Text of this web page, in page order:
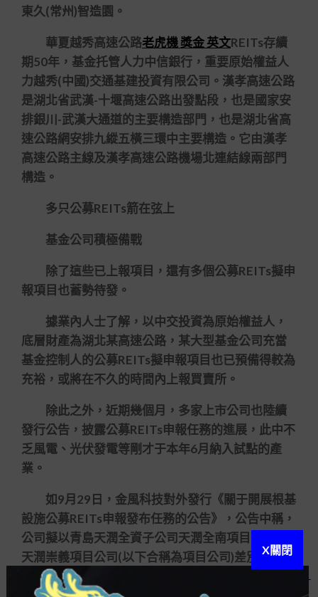
東久(常州)智造園。
華夏越秀高速公路老虎機 獎金 英文REITs存續
期50年，基金托管人力中信銀行，重要原始權益人
力越秀(中國)交通基建投資有限公司。漢孝高速公路
是湖北省武漢-十堰高速公路出發點段，也是國家安
排銀川-武漢大通道的主要構造部門，也是湖北省高
速公路網安排九縱五橫三環中主要構造。它由漢孝
高速公路主線及漢孝高速公路機場北連結線兩部門
構造。
多只公募REITs箭在弦上
基金公司積極備戰
除了這些已上報項目，還有多個公募REITs擬申
報項目也蓄勢待發。
據業內人士了解，以中交投資為原始權益人，
底層財產為湖北某高速公路，某大型基金公司充當
基金控制人的公募REITs擬申報項目也已預備得較為
充裕，或將在不久的時間內上報買賣所。
除此之外，近期幾個月，多家上市公司也陸續
發行公告，披露公募REITs申報任務的進展，此中不
乏風電、光伏發電等剛才于本年6月納入試點的產
業。
如9月29日，金風科技對外發行《關于開展根基
設施公募REITs申報發布任務的公告》，公告中稱，
公司擬以青島天潤全資子公司天潤全南項目公司及
天潤崇義項目公司(以下合稱為項目公司)差別持有的
全南天排山項目、崇義龍歸項目以及崇義天星項目
X關閉